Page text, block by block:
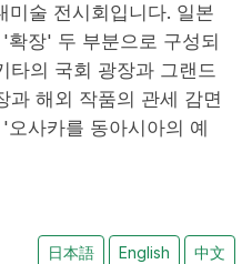
미술 전시회입니다. 일본
장' 두 부분으로 구성되
타의 국회 광장과 그랜드
과 해외 작품의 관세 감면
사카를 동아시아의 예
日本語 English 中文